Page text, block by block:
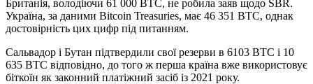
Британія, володіючи 61 000 BTC, не робила заяв щодо SBR.
Україна, за даними Bitcoin Treasuries, має 46 351 BTC, однак
достовірність цих цифр під питанням.
Сальвадор і Бутан підтвердили свої резерви в 6103 BTC і 10
635 BTC відповідно, до того ж перша країна вже використовує
біткоїн як законний платіжний засіб із 2021 року.